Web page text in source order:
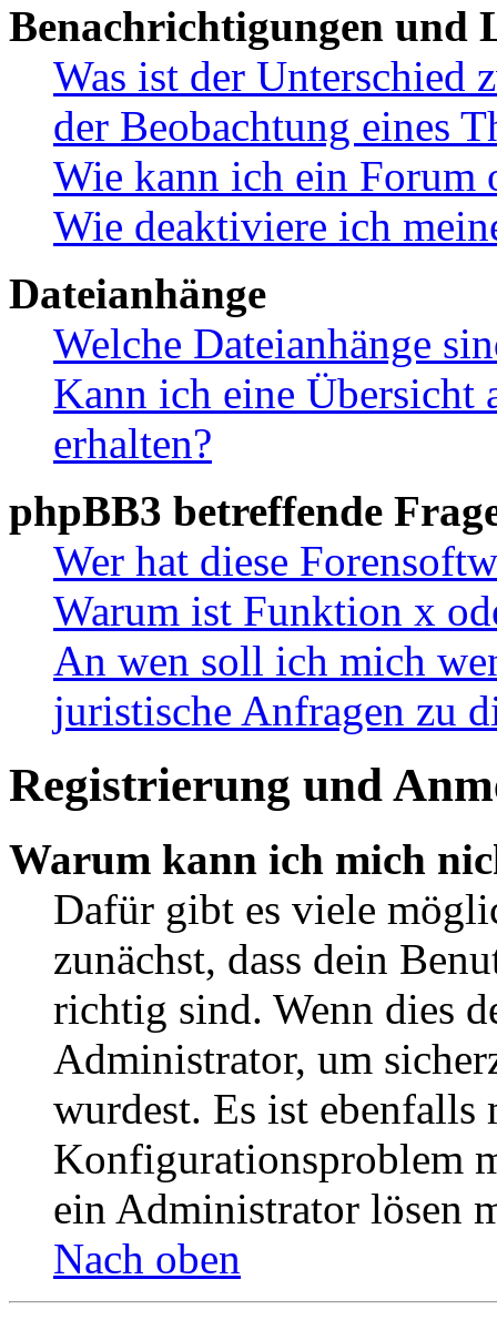
Benachrichtigungen und
Was ist der Unterschied
der Beobachtung eines
Wie kann ich ein Forum
Wie deaktiviere ich
Dateianhänge
Welche Dateianhänge
Kann ich eine Übersicht
erhalten?
phpBB3 betreffende
Wer hat diese
Warum ist Funktion x
An wen soll ich mich
juristische Anfragen zu
Registrierung und
Warum kann ich mich
Dafür gibt es viele
zunächst, dass dein
richtig sind. Wenn dies
Administrator, um
wurdest. Es ist ebenfalls
Konfigurationsproblem
ein Administrator lösen
Nach oben